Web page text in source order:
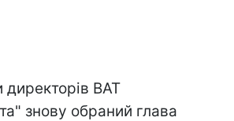
ВАТ
знову обраний глава